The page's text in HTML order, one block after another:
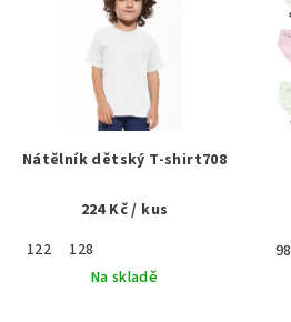
Nátělník dětský T-shirt708
224 Kč/ kus
122
128
Na skladě
98